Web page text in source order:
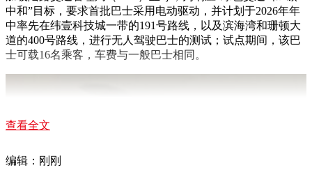
中和”目标，要求首批巴士采用电动驱动，并计划于2026年年
中率先在纬壹科技城一带的191号路线，以及滨海湾和珊顿大
道的400号路线，进行无人驾驶巴士的测试；试点期间，该巴
士可载16名乘客，车费与一般巴士相同。
查看全文
编辑：刚刚